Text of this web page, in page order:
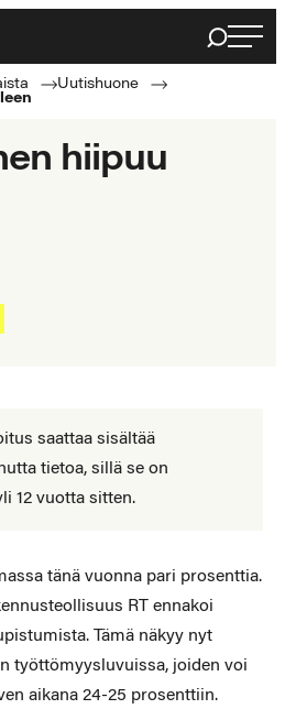
Haku
Uutishuone
hiipuu
saattaa sisältää
tietoa, sillä se on
12 vuotta sitten.
tänä vuonna pari prosenttia.
RT ennakoi
Tämä näkyy nyt
työttömyysluvuissa, joiden voi
aikana 24-25 prosenttiin.